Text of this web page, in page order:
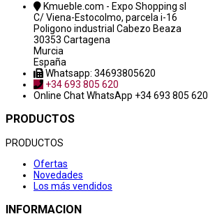
Kmueble.com - Expo Shopping sl
C/ Viena-Estocolmo, parcela i-16
Poligono industrial Cabezo Beaza
30353 Cartagena
Murcia
España
Whatsapp: 34693805620
+34 693 805 620
Online ChatWhatsApp +34 693 805 620
PRODUCTOS
PRODUCTOS
Ofertas
Novedades
Los más vendidos
INFORMACION